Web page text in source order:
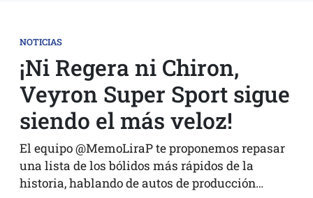
NOTICIAS
¡Ni Regera ni Chiron,
Veyron Super Sport sigue
siendo el más veloz!
El equipo @MemoLiraP te proponemos repasar
una lista de los bólidos más rápidos de la
historia, hablando de autos de producción…